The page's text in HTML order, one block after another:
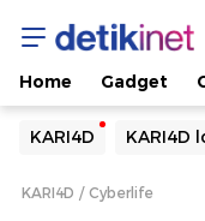
Home Gadget
KARI4D KARI4D
Yang sedang ramai
Loading...
KARI4D Cyberlife